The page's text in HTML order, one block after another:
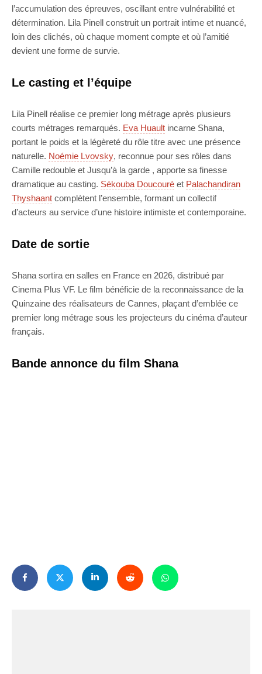
l’accumulation des épreuves, oscillant entre vulnérabilité et
détermination. Lila Pinell construit un portrait intime et nuancé,
loin des clichés, où chaque moment compte et où l’amitié
devient une forme de survie.
Le casting et l’équipe
Lila Pinell réalise ce premier long métrage après plusieurs
courts métrages remarqués. Eva Huault incarne Shana,
portant le poids et la légèreté du rôle titre avec une présence
naturelle. Noémie Lvovsky, reconnue pour ses rôles dans
Camille redouble et Jusqu’à la garde , apporte sa finesse
dramatique au casting. Sékouba Doucouré et Palachandiran
Thyshaant complètent l’ensemble, formant un collectif
d’acteurs au service d’une histoire intimiste et contemporaine.
Date de sortie
Shana sortira en salles en France en 2026, distribué par
Cinema Plus VF. Le film bénéficie de la reconnaissance de la
Quinzaine des réalisateurs de Cannes, plaçant d’emblée ce
premier long métrage sous les projecteurs du cinéma d’auteur
français.
Bande annonce du film Shana